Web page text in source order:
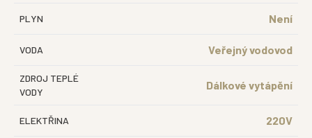
PLYN Není
VODA Veřejný vodovod
ZDROJ TEPLÉ
VODY
Dálkové vytápění
ELEKTŘINA 220V